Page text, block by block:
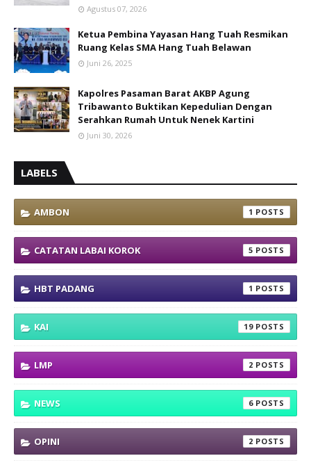
Agustus 07, 2026
Ketua Pembina Yayasan Hang Tuah Resmikan
Ruang Kelas SMA Hang Tuah Belawan
Juni 26, 2025
Kapolres Pasaman Barat AKBP Agung
Tribawanto Buktikan Kepedulian Dengan
Serahkan Rumah Untuk Nenek Kartini
Juni 30, 2026
LABELS
AMBON 1
CATATAN LABAI KOROK 5
HBT PADANG 1
KAI 19
LMP 2
NEWS 6
OPINI 2